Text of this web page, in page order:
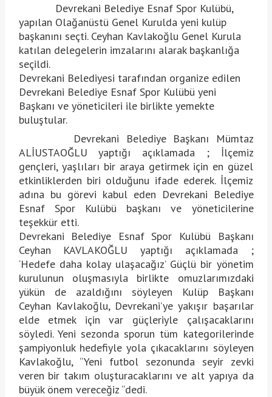
Devrekani Belediye Esnaf Spor Kulübü,
yapılan Olağanüstü Genel Kurulda yeni kulüp
başkanını seçti. Ceyhan Kavlakoğlu Genel Kurula
katılan delegelerin imzalarını alarak başkanlığa
seçildi.
Devrekani Belediyesi tarafından organize edilen
Devrekani Belediye Esnaf Spor Kulübü yeni
Başkanı ve yöneticileri ile birlikte yemekte
buluştular.
Devrekani Belediye Başkanı Mümtaz
ALİUSTAOĞLU yaptığı açıklamada ; İlçemiz
gençleri, yaşlıları bir araya getirmek için en güzel
etkinliklerden biri olduğunu ifade ederek. İlçemiz
adına bu görevi kabul eden Devrekani Belediye
Esnaf Spor Kulübü başkanı ve yöneticilerine
teşekkür etti.
Devrekani Belediye Esnaf Spor Kulübü Başkanı
Ceyhan KAVLAKOĞLU yaptığı açıklamada ;
‘Hedefe daha kolay ulaşacağız’ Güçlü bir yönetim
kurulunun oluşmasıyla birlikte omuzlarımızdaki
yükün de azaldığını söyleyen Kulüp Başkanı
Ceyhan Kavlakoğlu, Devrekani’ye yakışır başarılar
elde etmek için var güçleriyle çalışacaklarını
söyledi. Yeni sezonda sporun tüm kategorilerinde
şampiyonluk hedefiyle yola çıkacaklarını söyleyen
Kavlakoğlu, “Yeni futbol sezonunda seyir zevki
veren bir takım oluşturacaklarını ve alt yapıya da
büyük önem vereceğiz “dedi.